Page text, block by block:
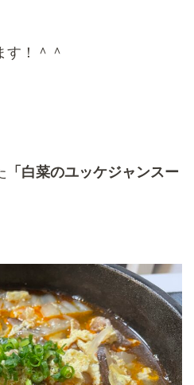
す！＾＾
「白菜のユッケジャンスー